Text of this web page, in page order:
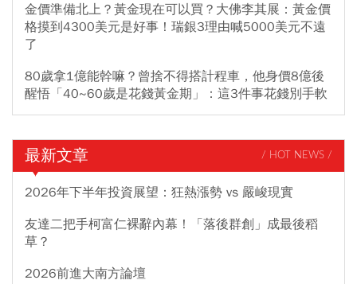
金價準備北上？黃金現在可以買？大佛李其展：黃金價
格摸到4300美元是好事！瑞銀3理由喊5000美元不遠
了
80歲拿1億能幹嘛？曾捨不得搭計程車，他身價8億後
醒悟「40~60歲是花錢黃金期」：這3件事花錢別手軟
最新文章 / HOT NEWS /
2026年下半年投資展望：狂熱漲勢 vs 嚴峻現實
友達二把手柯富仁裸辭內幕！「落後群創」成最後稻
草？
2026前進大南方論壇